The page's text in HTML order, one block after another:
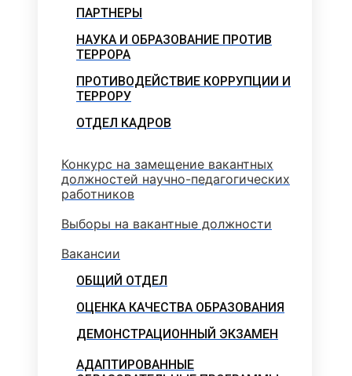
ПАРТНЕРЫ
НАУКА И ОБРАЗОВАНИЕ ПРОТИВ
ТЕРРОРА
ПРОТИВОДЕЙСТВИЕ КОРРУПЦИИ И
ТЕРРОРУ
ОТДЕЛ КАДРОВ
Конкурс на замещение вакантных
должностей научно-педагогических
работников
Выборы на вакантные должности
Вакансии
ОБЩИЙ ОТДЕЛ
ОЦЕНКА КАЧЕСТВА ОБРАЗОВАНИЯ
ДЕМОНСТРАЦИОННЫЙ ЭКЗАМЕН
АДАПТИРОВАННЫЕ